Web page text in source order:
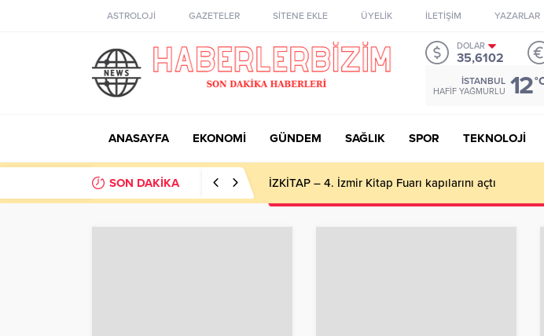
ASTROLOJİ GAZETELER SİTENE EKLE ÜYELİK İLETİŞİM YAZARLAR
DOLAR
35,6102
İSTANBUL
HAFIF YAĞMURLU 12
ANASAYFA EKONOMİ GÜNDEM SAĞLIK SPOR TEKNOLOJİ
SON DAKİKA İZKİTAP – 4. İzmir Kitap Fuarı kapılarını açtı